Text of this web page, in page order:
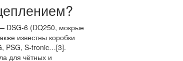
DSG-6 (DQ250, мокрые
известны коробки
PSG, S-tronic…[3].
для чётных и